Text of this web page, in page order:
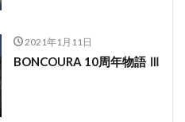
2021年1月11日
BONCOURA 10周年物語 Ⅲ